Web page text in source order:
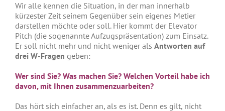
Wir alle kennen die Situation, in der man innerhalb
kürzester Zeit seinem Gegenüber sein eigenes Metier
darstellen möchte oder soll. Hier kommt der Elevator
Pitch (die sogenannte Aufzugspräsentation) zum Einsatz.
Er soll nicht mehr und nicht weniger als Antworten auf
drei W-Fragen geben:
Wer sind Sie? Was machen Sie? Welchen Vorteil habe ich
davon, mit Ihnen zusammenzuarbeiten?
Das hört sich einfacher an, als es ist. Denn es gilt, nicht